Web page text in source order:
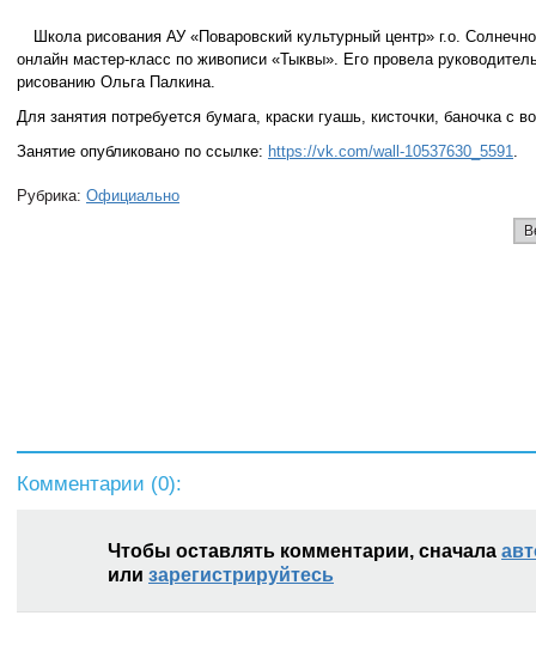
Школа рисования АУ «Поваровский культурный центр» г.о.
онлайн мастер-класс по живописи «Тыквы». Его провела
рисованию Ольга Палкина.
Для занятия потребуется бумага, краски гуашь, кисточки, баночка с
Занятие опубликовано по ссылке: https://vk.com/wall-10537630_5591
Рубрика: Официально
Комментарии (0):
Чтобы оставлять комментарии, сначала
или зарегистрируйтесь